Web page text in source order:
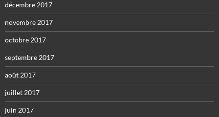
décembre 2017
novembre 2017
octobre 2017
septembre 2017
août 2017
juillet 2017
juin 2017